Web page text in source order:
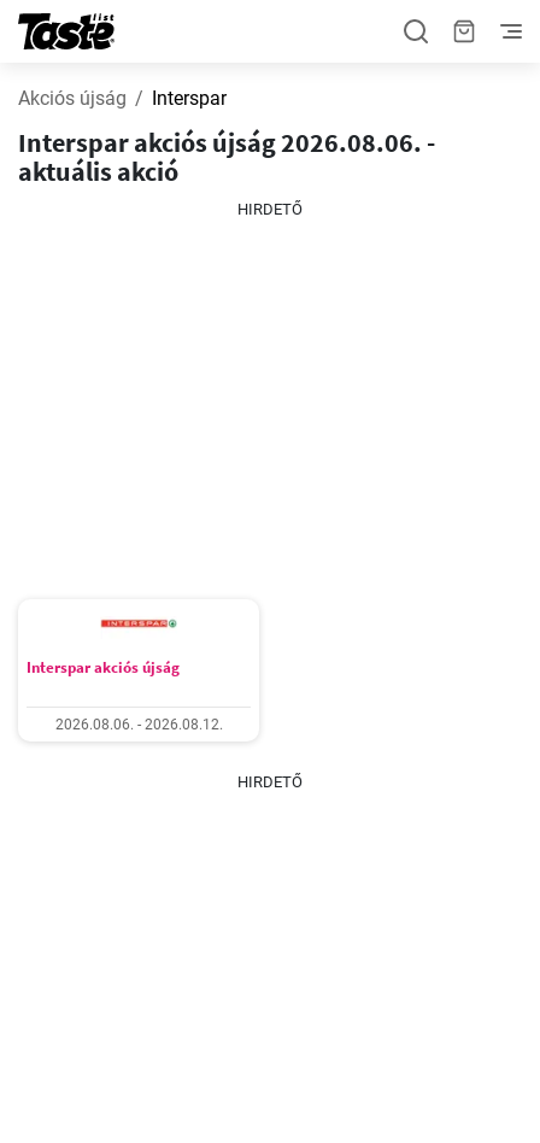
Akciós újság Interspar
Interspar akciós újság 2026.08.06. -
aktuális akció
HIRDETŐ
Interspar akciós újság
2026.08.06. - 2026.08.12.
HIRDETŐ